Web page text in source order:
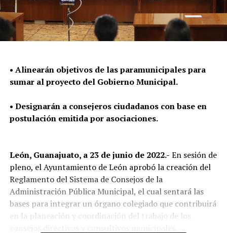
• Alinearán objetivos de las paramunicipales para
sumar al proyecto del Gobierno Municipal.
• Designarán a consejeros ciudadanos con base en
postulación emitida por asociaciones.
León, Guanajuato, a 23 de junio de 2022.- En sesión de
pleno, el Ayuntamiento de León aprobó la creación del
Reglamento del Sistema de Consejos de la
Administración Pública Municipal, el cual sentará las
bases para integrar un órgano colegiado que contribuirá
en la planeación y coordinación del trabajo de los